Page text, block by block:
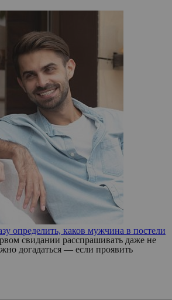
определить, каков мужчина в постели
свидании расспрашивать даже не
догадаться — если проявить